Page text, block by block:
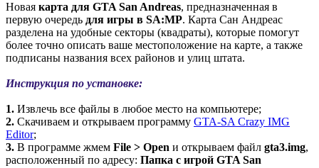
Новая карта для GTA San Andreas, предназначенная в
первую очередь для игры в SA:MP. Карта Сан Андреас
разделена на удобные секторы (квадраты), которые помогут
более точно описать ваше местоположение на карте, а также
подписаны названия всех районов и улиц штата.
Инструкция по установке:
1. Извлечь все файлы в любое место на компьютере;
2. Скачиваем и открываем программу GTA-SA Crazy IMG
Editor;
3. В программе жмем File > Open и открываем файл gta3.img,
расположенный по адресу: Папка с игрой GTA San